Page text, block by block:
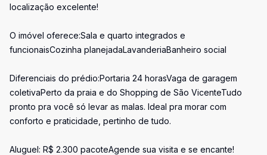
localização excelente!
O imóvel oferece:Sala e quarto integrados e
funcionaisCozinha planejadaLavanderiaBanheiro social
Diferenciais do prédio:Portaria 24 horasVaga de garagem
coletivaPerto da praia e do Shopping de São VicenteTudo
pronto pra você só levar as malas. Ideal pra morar com
conforto e praticidade, pertinho de tudo.
Aluguel: R$ 2.300 pacoteAgende sua visita e se encante!